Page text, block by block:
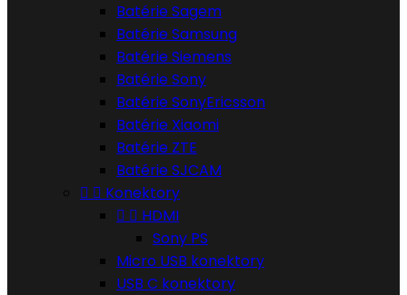
Batérie Sagem
Batérie Samsung
Batérie Siemens
Batérie Sony
Batérie SonyEricsson
Batérie Xiaomi
Batérie ZTE
Batérie SJCAM
  Konektory
  HDMI
Sony PS
Micro USB konektory
USB C konektory